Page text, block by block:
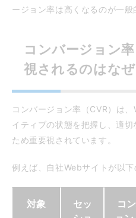
ージョン率は高くなるのが一般
コンバージョン
視されるのはなぜ
コンバージョン率（CVR）は
イティブの状態を把握し、適
ため重要視されています。
例えば、自社Webサイトが以下
対象
セッ
コ